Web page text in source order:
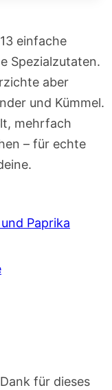
einfache
Spezialzutaten.
aber
und Kümmel.
mehrfach
– für echte
Paprika
für dieses